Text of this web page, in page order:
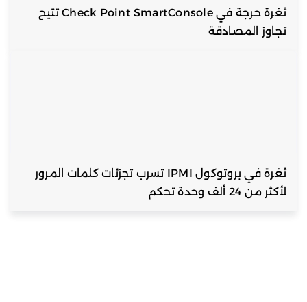
ثغرة حرجة في Check Point SmartConsole تتيح
تجاوز المصادقة
ثغرة في بروتوكول IPMI تسرب تجزئات كلمات المرور
لأكثر من 24 ألف وحدة تحكم